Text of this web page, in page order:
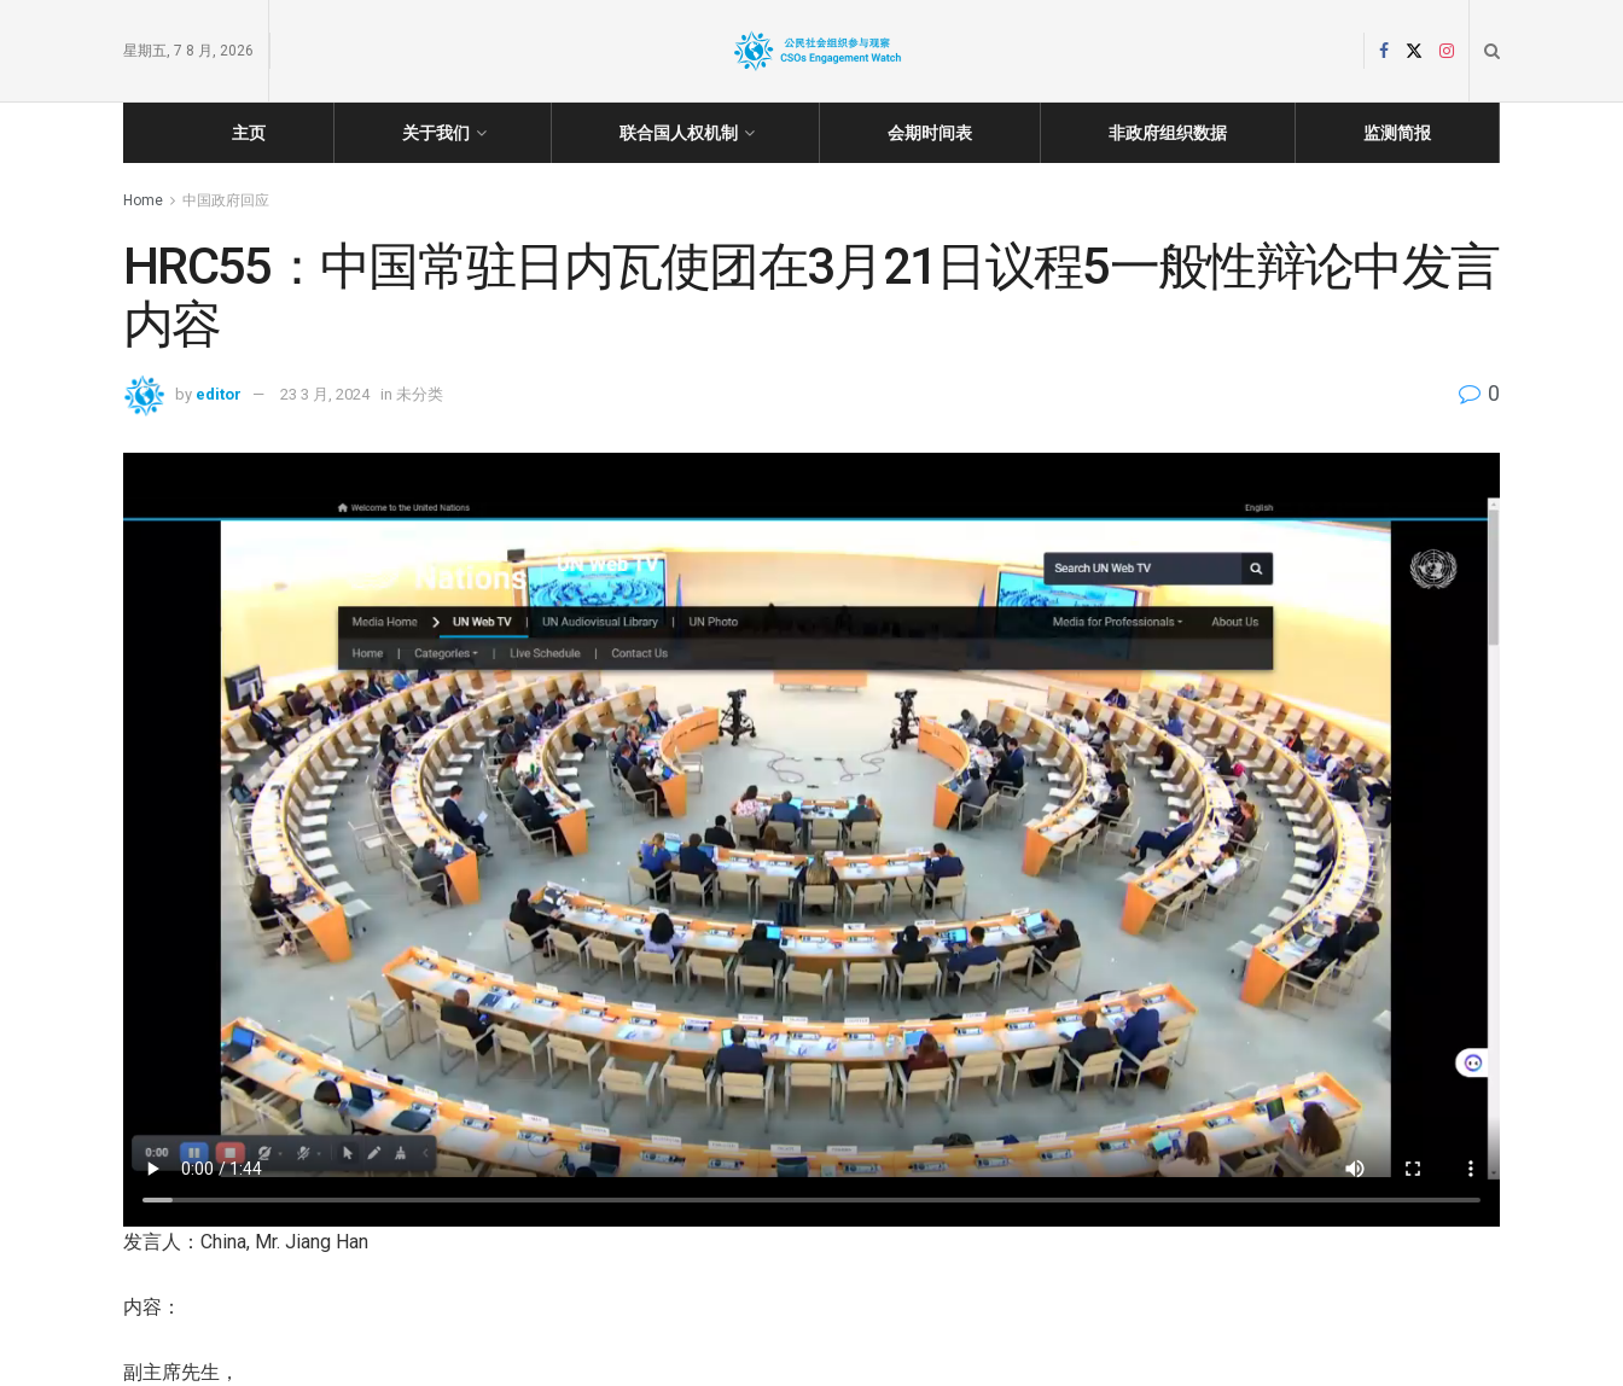
星期五, 7 8 月, 2026
主页 关于我们 联合国人权机制 会期时间表 非政府组织数据 监测简报
Home 中国政府回应
HRC55：中国常驻日内瓦使团在3月21日议程5一般性辩论中发言
内容
by editor 23 3 月, 2024 in 未分类 0
发言人：China, Mr. Jiang Han
内容：
副主席先生，